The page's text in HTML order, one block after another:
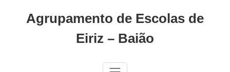
Agrupamento de Escolas de
Eiriz – Baião